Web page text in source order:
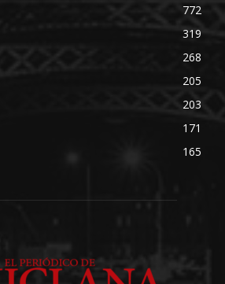
772
319
268
205
203
171
165